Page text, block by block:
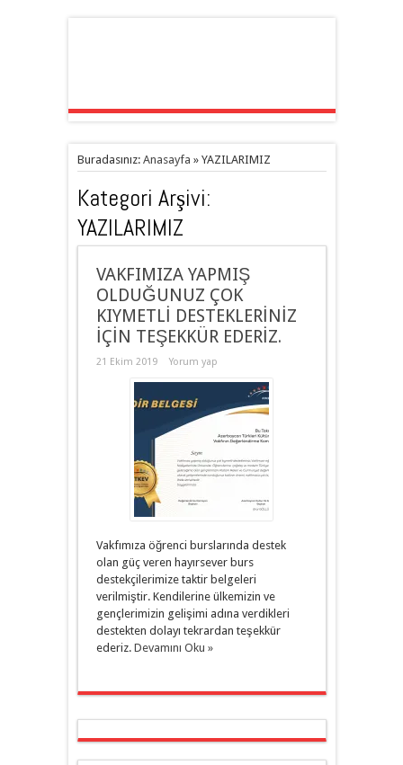
Buradasınız: Anasayfa » YAZILARIMIZ
Kategori Arşivi:
YAZILARIMIZ
VAKFIMIZA YAPMIŞ
OLDUĞUNUZ ÇOK
KIYMETLİ DESTEKLERİNİZ
İÇİN TEŞEKKÜR EDERİZ.
21 Ekim 2019 Yorum yap
Vakfımıza öğrenci burslarında destek
olan güç veren hayırsever burs
destekçilerimize taktir belgeleri
verilmiştir. Kendilerine ülkemizin ve
gençlerimizin gelişimi adına verdikleri
destekten dolayı tekrardan teşekkür
ederiz. Devamını Oku »